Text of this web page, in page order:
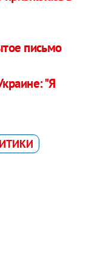
письмо
"Я